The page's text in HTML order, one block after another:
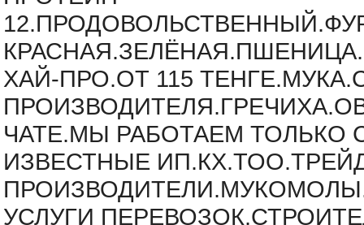
ХАЙ-ПРО.ОТ 115
ЧАТЕ.МЫ РАБОТАЕМ
ИЗВЕСТНЫЕ
УСЛУГИ